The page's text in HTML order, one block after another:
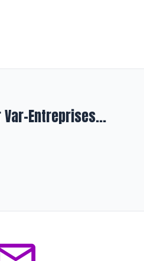
Entreprises...